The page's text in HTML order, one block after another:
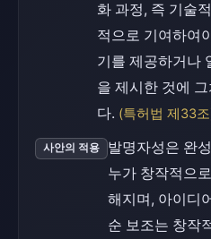
화 과정, 즉 기술
적으로 기여하여
기를 제공하거나
을 제시한 것에
다. (특허법 제33
사안의 적용
발명자성은 완
누가 창작적으
해지며, 아이디
순 보조는 창작